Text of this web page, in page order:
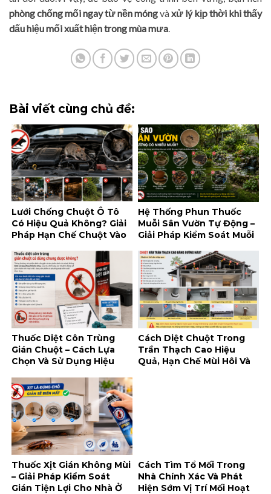
phòng chống mối ngay từ nền móngvàxử lý kịp thời khi thấy
dấu hiệu mối xuất hiện trong mùa mưa.
Bài viết cùng chủ đề:
Lưới Chống Chuột Ô Tô
Có Hiệu Quả Không? Giải
Pháp Hạn Chế Chuột Vào
Hệ Thống Phun Thuốc
Muỗi Sân Vườn Tự Động –
Giải Pháp Kiểm Soát Muỗi
Ngoài Trời
Thuốc Diệt Côn Trùng
Gián Chuột – Cách Lựa
Chọn Và Sử Dụng Hiệu
Cách Diệt Chuột Trong
Trần Thạch Cao Hiệu
Quả, Hạn Chế Mùi Hôi Và
Thuốc Xịt Gián Không Mùi
– Giải Pháp Kiểm Soát
Gián Tiện Lợi Cho Nhà Ở
Cách Tìm Tổ Mối Trong
Nhà Chính Xác Và Phát
Hiện Sớm Vị Trí Mối Hoạt